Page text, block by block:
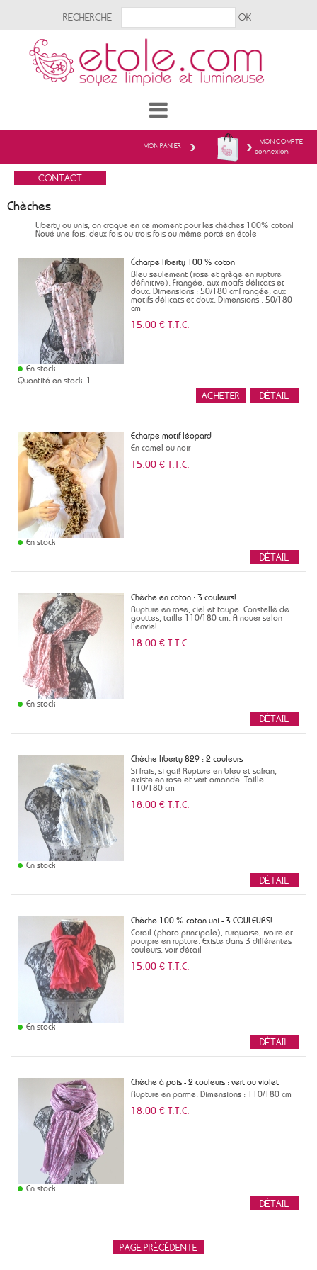
MON COMPTE
connexion
MON PANIER
RECHERCHE
Chèches
Liberty ou unis, on craque en ce moment pour les chèches 100% coton!
Noué une fois, deux fois ou trois fois ou même porté en étole
Écharpe liberty 100 % coton
Bleu seulement (rose et grège en rupture
définitive). Frangée, aux motifs délicats et
doux. Dimensions : 50/180 cmFrangée, aux
motifs délicats et doux. Dimensions : 50/180
cm
15 .00 € T.T.C.
En stock
Quantité en stock :1
Echarpe motif léopard
En camel ou noir
15 .00 € T.T.C.
En stock
Chèche en coton : 3 couleurs!
Rupture en rose, ciel et taupe. Constellé de
gouttes, taille 110/180 cm. A nouer selon
l'envie!
18 .00 € T.T.C.
En stock
Chèche liberty 829 : 2 couleurs
Si frais, si gai! Rupture en bleu et safran,
existe en rose et vert amande. Taille :
110/180 cm
18 .00 € T.T.C.
En stock
Chèche 100 % coton uni - 3 COULEURS!
Corail (photo principale), turquoise, ivoire et
pourpre en rupture. Existe dans 3 différentes
couleurs, voir détail
15 .00 € T.T.C.
En stock
Chèche à pois - 2 couleurs : vert ou violet
Rupture en parme. Dimensions : 110/180 cm
18 .00 € T.T.C.
En stock